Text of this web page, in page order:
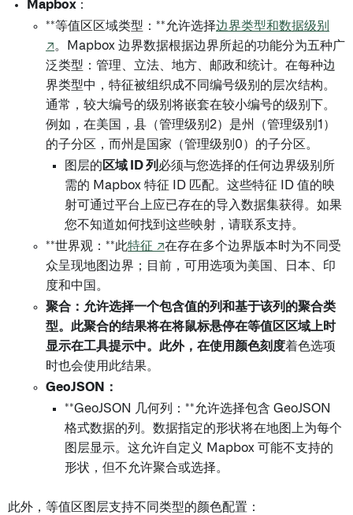
Mapbox：
**等值区区域类型：**允许选择边界类型和数据级别
↗。Mapbox 边界数据根据边界所起的功能分为五种广
泛类型：管理、立法、地方、邮政和统计。在每种边
界类型中，特征被组织成不同编号级别的层次结构。
通常，较大编号的级别将嵌套在较小编号的级别下。
例如，在美国，县（管理级别2）是州（管理级别1）
的子分区，而州是国家（管理级别0）的子分区。
图层的区域 ID 列 必须与您选择的任何边界级别所
需的 Mapbox 特征 ID 匹配。这些特征 ID 值的映
射可通过平台上应已存在的导入数据集获得。如果
您不知道如何找到这些映射，请联系支持。
**世界观：**此特征 ↗在存在多个边界版本时为不同受
众呈现地图边界；目前，可用选项为美国、日本、印
度和中国。
聚合： 允许选择一个包含值的列和基于该列的聚合类
型。此聚合的结果将在将鼠标悬停在等值区区域上时
显示在工具提示中。此外，在使用颜色刻度着色选项
时也会使用此结果。
GeoJSON：
**GeoJSON 几何列：**允许选择包含 GeoJSON
格式数据的列。数据指定的形状将在地图上为每个
图层显示。这允许自定义 Mapbox 可能不支持的
形状，但不允许聚合或选择。
此外，等值区图层支持不同类型的颜色配置：